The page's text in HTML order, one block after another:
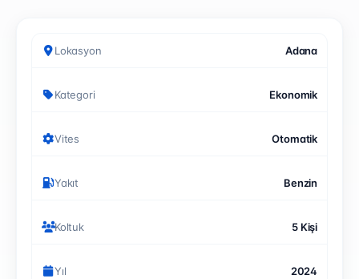
Lokasyon Adana
Kategori Ekonomik
Vites Otomatik
Yakıt Benzin
Koltuk 5 Kişi
Yıl 2024